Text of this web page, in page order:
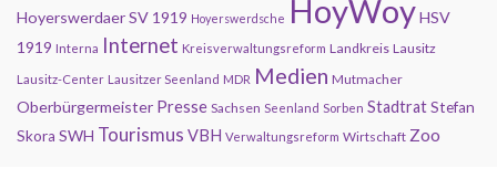
Hoyerswerdaer SV 1919 Hoyerswerdsche HoyWoyHSV
1919 Interna Internet Kreisverwaltungsreform Landkreis Lausitz
Lausitz-Center Lausitzer Seenland MDR Medien Mutmacher
Oberbürgermeister Presse Sachsen Seenland Sorben StadtratStefan
Skora SWH Tourismus VBH Verwaltungsreform Wirtschaft Zoo